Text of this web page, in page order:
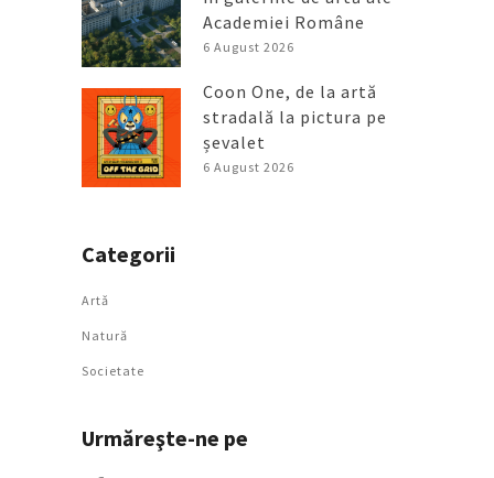
Academiei Române
6 August 2026
Coon One, de la artă
stradală la pictura pe
șevalet
6 August 2026
Categorii
Artǎ
Natură
Societate
Urmăreşte-ne pe